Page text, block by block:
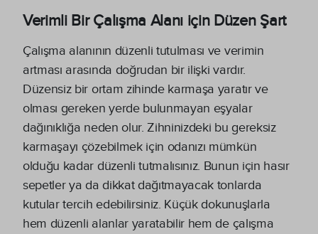
Verimli Bir Çalışma Alanı için Düzen Şart
Çalışma alanının düzenli tutulması ve verimin
artması arasında doğrudan bir ilişki vardır.
Düzensiz bir ortam zihinde karmaşa yaratır ve
olması gereken yerde bulunmayan eşyalar
dağınıklığa neden olur. Zihninizdeki bu gereksiz
karmaşayı çözebilmek için odanızı mümkün
olduğu kadar düzenli tutmalısınız. Bunun için hasır
sepetler ya da dikkat dağıtmayacak tonlarda
kutular tercih edebilirsiniz. Küçük dokunuşlarla
hem düzenli alanlar yaratabilir hem de çalışma